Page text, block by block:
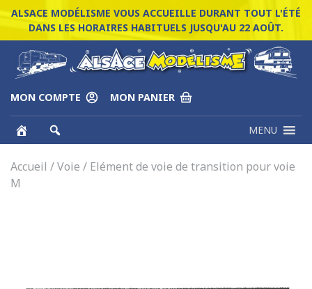
ALSACE MODÉLISME VOUS ACCUEILLE DURANT TOUT L'ÉTÉ
DANS LES HORAIRES HABITUELS JUSQU'AU 22 AOÛT.
MON COMPTE MON PANIER
MENU
Accueil /Voie / Elément de voie de transition pour voie
M